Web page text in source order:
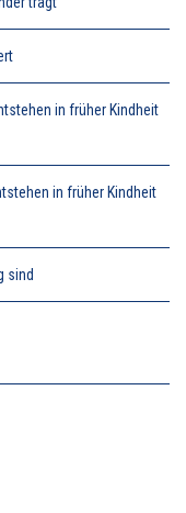
in früher Kindheit
in früher Kindheit
sind